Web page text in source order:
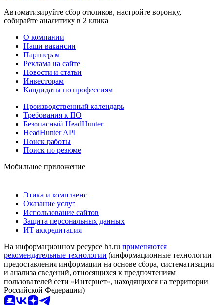
Автоматизируйте сбор откликов, настройте воронку,
собирайте аналитику в 2 клика
О компании
Наши вакансии
Партнерам
Реклама на сайте
Новости и статьи
Инвесторам
Кандидаты по профессиям
Производственный календарь
Требования к ПО
Безопасный HeadHunter
HeadHunter API
Поиск работы
Поиск по резюме
Мобильное приложение
Этика и комплаенс
Оказание услуг
Использование сайтов
Защита персональных данных
ИТ аккредитация
На информационном ресурсе hh.ru применяются
рекомендательные технологии (информационные технологии
предоставления информации на основе сбора, систематизации
и анализа сведений, относящихся к предпочтениям
пользователей сети «Интернет», находящихся на территории
Российской Федерации)